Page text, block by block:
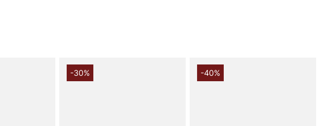
och individuell passform, medan den sportiga designen gör att
skorna passar lika bra till jeans som till träningskläder. Med Reebok
Match Primev2 får du en mångsidig sneaker som erbjuder komfort,
-30% -40%